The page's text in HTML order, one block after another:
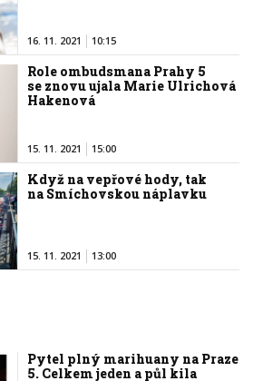
16. 11. 2021 10:15
Role ombudsmana Prahy 5
se znovu ujala Marie Ulrichová
Hakenová
15. 11. 2021 15:00
Když na vepřové hody, tak
na Smíchovskou náplavku
15. 11. 2021 13:00
Pytel plný marihuany na Praze
5. Celkem jeden a půl kila